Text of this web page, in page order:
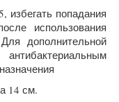
избегать попадания
использования
дополнительной
14 см.